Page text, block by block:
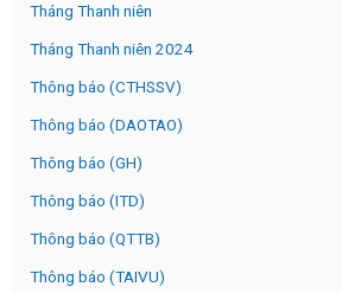
Tháng Thanh niên
Tháng Thanh niên 2024
Thông báo (CTHSSV)
Thông báo (DAOTAO)
Thông báo (GH)
Thông báo (ITD)
Thông báo (QTTB)
Thông báo (TAIVU)